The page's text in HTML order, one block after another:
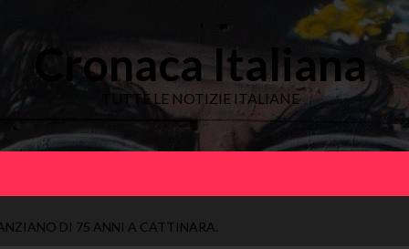
Cronaca Italiana
TUTTE LE NOTIZIE ITALIANE
DI 75 ANNI A CATTINARA.